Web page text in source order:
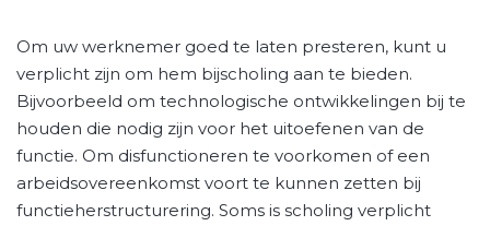
Om uw werknemer goed te laten presteren, kunt u
verplicht zijn om hem bijscholing aan te bieden.
Bijvoorbeeld om technologische ontwikkelingen bij te
houden die nodig zijn voor het uitoefenen van de
functie. Om disfunctioneren te voorkomen of een
arbeidsovereenkomst voort te kunnen zetten bij
functieherstructurering. Soms is scholing verplicht